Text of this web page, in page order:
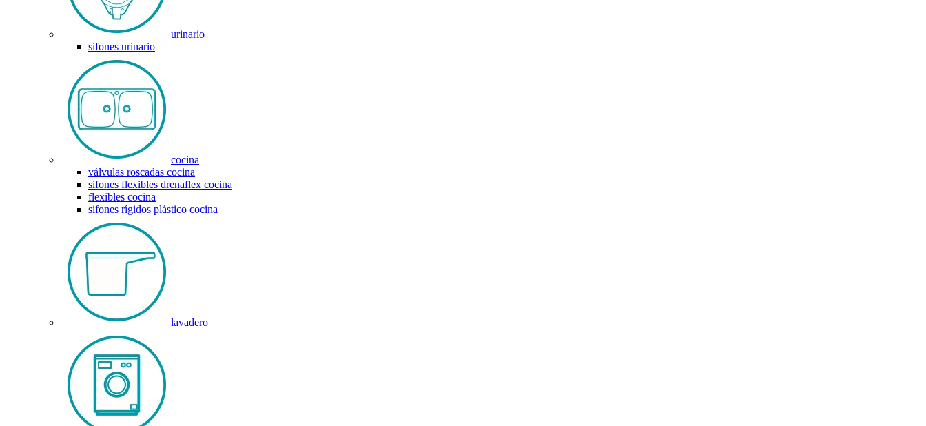
urinario
sifones urinario
cocina
válvulas roscadas cocina
sifones flexibles drenaflex cocina
flexibles cocina
sifones rígidos plástico cocina
lavadero